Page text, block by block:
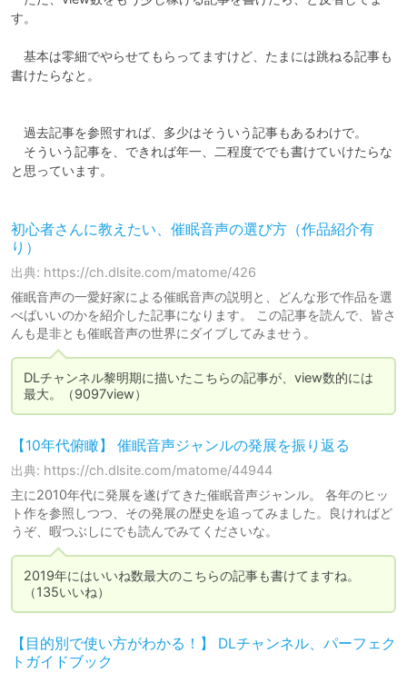
す。
基本は零細でやらせてもらってますけど、たまには跳ねる記事も
書けたらなと。
過去記事を参照すれば、多少はそういう記事もあるわけで。
そういう記事を、できれば年一、二程度ででも書けていけたらな
と思っています。
初心者さんに教えたい、催眠音声の選び方（作品紹介有
り）
出典: https://ch.dlsite.com/matome/426
催眠音声の一愛好家による催眠音声の説明と、どんな形で作品を選
べばいいのかを紹介した記事になります。 この記事を読んで、皆さ
んも是非とも催眠音声の世界にダイブしてみませう。
DLチャンネル黎明期に描いたこちらの記事が、view数的には
【10年代俯瞰】 催眠音声ジャンルの発展を振り返る
出典: https://ch.dlsite.com/matome/44944
主に2010年代に発展を遂げてきた催眠音声ジャンル。 各年のヒッ
ト作を参照しつつ、その発展の歴史を追ってみました。良ければど
うぞ、暇つぶしにでも読んでみてくださいな。
2019年にはいいね数最大のこちらの記事も書けてますね。
【目的別で使い方がわかる！】 DLチャンネル、パーフェク
トガイドブック